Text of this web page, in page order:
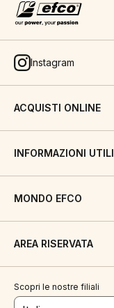
Instagram
ACQUISTI ONLINE
INFORMAZIONI UTILI
MONDO EFCO
AREA RISERVATA
Scopri le nostre filiali